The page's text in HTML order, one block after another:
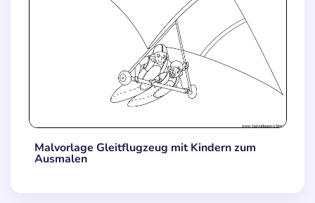
Malvorlage Gleitflugzeug mit Kindern zum
Ausmalen